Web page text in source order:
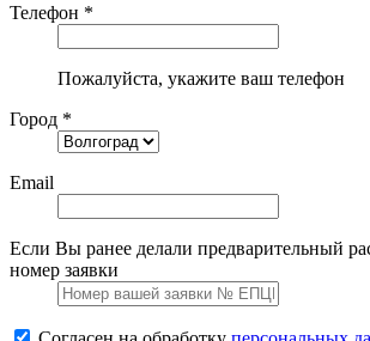
Телефон *
Пожалуйста, укажите ваш телефон
Город *
Email
Если Вы ранее делали предварительный
номер заявки